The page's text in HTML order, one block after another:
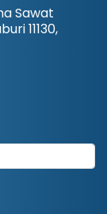
Sawat
11130,